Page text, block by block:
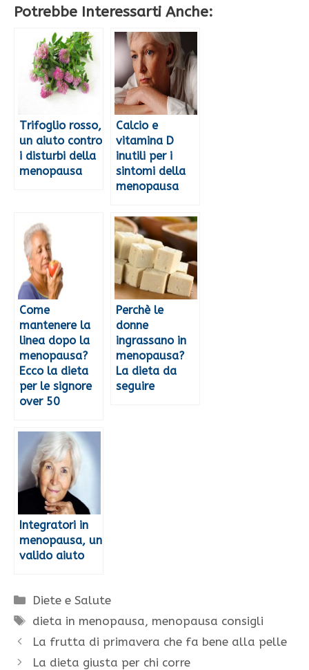
Potrebbe Interessarti Anche:
Trifoglio rosso,
un aiuto contro
i disturbi della
menopausa
Calcio e
vitamina D
inutili per i
sintomi della
menopausa
Come
mantenere la
linea dopo la
menopausa?
Ecco la dieta
per le signore
over 50
Perchè le
donne
ingrassano in
menopausa?
La dieta da
seguire
Integratori in
menopausa, un
valido aiuto
Categorie
Diete e Salute
Tag
dieta in menopausa, menopausa consigli
La frutta di primavera che fa bene alla pelle
La dieta giusta per chi corre